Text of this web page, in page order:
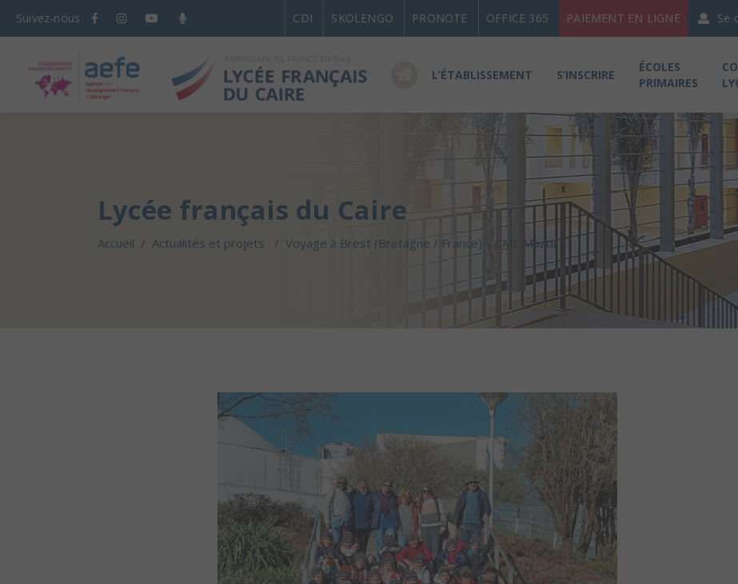
Suivez-nous CDI SKOLENGO PRONOTE OFFICE 365 PAIEMENT EN LIGNE Se
L’ÉTABLISSEMENT S’INSCRIRE
ÉCOLES
PRIMAIRES
Lycée français du Caire
Accueil / Actualités et projets / Voyage à Brest (Bretagne / France) – CM1 Maadi.